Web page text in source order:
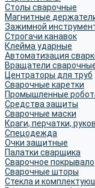
Столы сварочные
Магнитные
Зажимной
Строгачи канавок
Клейма ударные
Автоматизация
Вращатели
Центраторы для труб
Сварочные каретки
Промышленные
Средства защиты
Сварочные маски
Краги, перчатки,
Спецодежда
Очки защитные
Палатки сварщика
Сварочное покрывало
Сварочные шторы
Стекла и